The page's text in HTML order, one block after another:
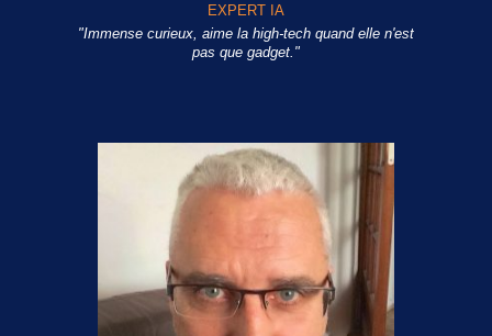
EXPERT IA
"Immense curieux, aime la high-tech quand elle n'est
pas que gadget."